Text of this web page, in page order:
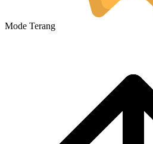
Mode Terang